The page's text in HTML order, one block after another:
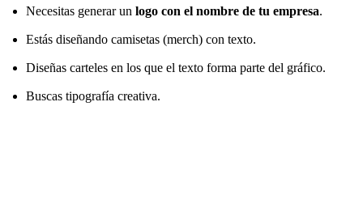
Necesitas generar un logo con el nombre de tu empresa.
Estás diseñando camisetas (merch) con texto.
Diseñas carteles en los que el texto forma parte del gráfico.
Buscas tipografía creativa.